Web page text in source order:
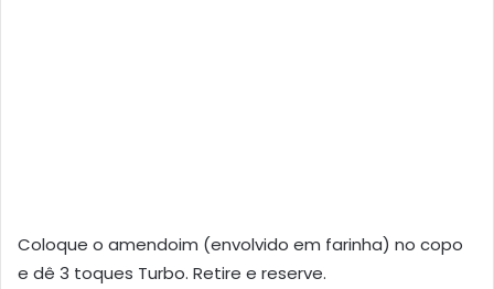
Coloque o amendoim (envolvido em farinha) no copo
e dê 3 toques Turbo. Retire e reserve.